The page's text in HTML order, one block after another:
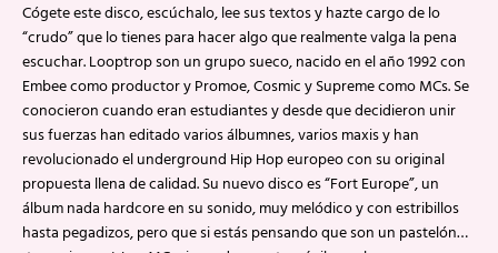
Cógete este disco, escúchalo, lee sus textos y hazte cargo de lo
“crudo” que lo tienes para hacer algo que realmente valga la pena
escuchar. Looptrop son un grupo sueco, nacido en el año 1992 con
Embee como productor y Promoe, Cosmic y Supreme como MCs. Se
conocieron cuando eran estudiantes y desde que decidieron unir
sus fuerzas han editado varios álbumnes, varios maxis y han
revolucionado el underground Hip Hop europeo con su original
propuesta llena de calidad. Su nuevo disco es “Fort Europe”, un
álbum nada hardcore en su sonido, muy melódico y con estribillos
hasta pegadizos, pero que si estás pensando que son un pastelón…